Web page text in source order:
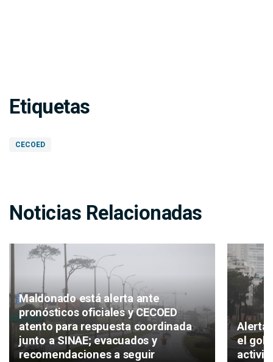
Etiquetas
CECOED
Noticias Relacionadas
Maldonado está alerta ante
pronósticos oficiales y CECOED
atento para respuesta coordinada
junto a SINAE; evacuados y
recomendaciones a seguir
Alerta
el